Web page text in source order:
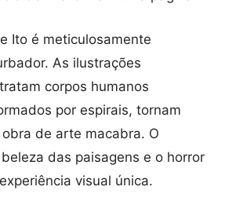
Ito é meticulosamente
As ilustrações
corpos humanos
por espirais, tornam
de arte macabra. O
das paisagens e o horror
visual única.